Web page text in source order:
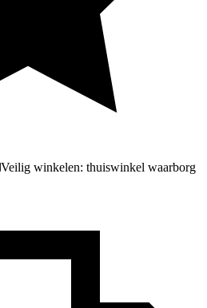
Veilig winkelen: thuiswinkel waarborg